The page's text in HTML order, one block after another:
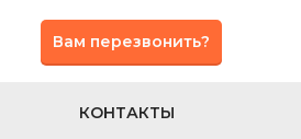
КОНТАКТЫ
Вам перезвонить?